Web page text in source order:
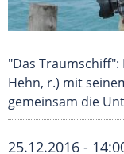
"Das
Hehn, r.) mit
gemeinsam die
25.12.2016 -